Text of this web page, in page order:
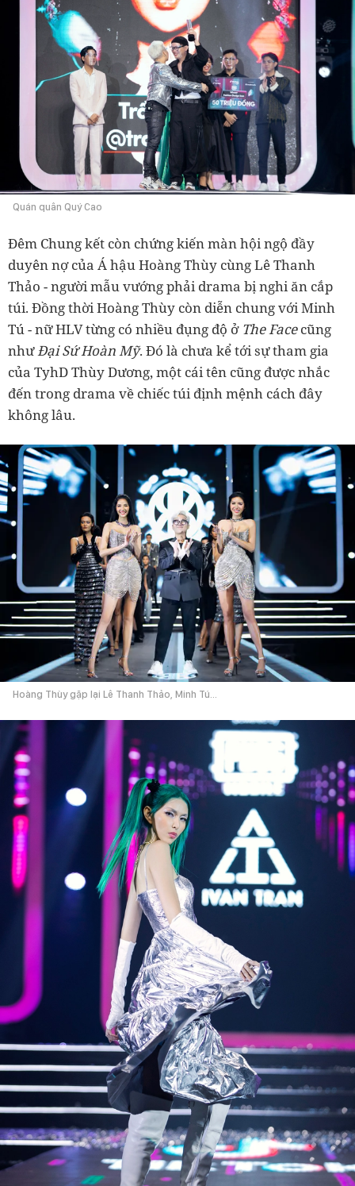
Quán quân Quý Cao
Đêm Chung kết còn chứng kiến màn hội ngộ đầy
duyên nợ của Á hậu Hoàng Thùy cùng Lê Thanh
Thảo - người mẫu vướng phải drama bị nghi ăn cắp
túi. Đồng thời Hoàng Thùy còn diễn chung với Minh
Tú - nữ HLV từng có nhiều đụng độ ở The Facecũng
nhưĐại Sứ Hoàn Mỹ. Đó là chưa kể tới sự tham gia
của TyhD Thùy Dương, một cái tên cũng được nhắc
đến trong drama về chiếc túi định mệnh cách đây
không lâu.
Hoàng Thùy gặp lại Lê Thanh Thảo, Minh Tú...